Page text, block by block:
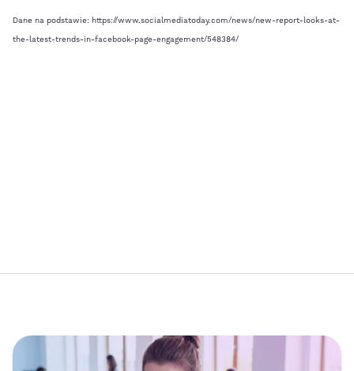
Dane na podstawie: https://www.socialmediatoday.com/news/new-report-looks-at-
the-latest-trends-in-facebook-page-engagement/548384/